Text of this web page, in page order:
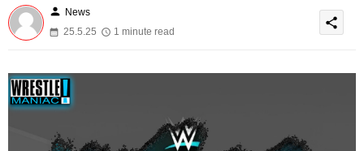
person News
25.5.25
1 minute read
share